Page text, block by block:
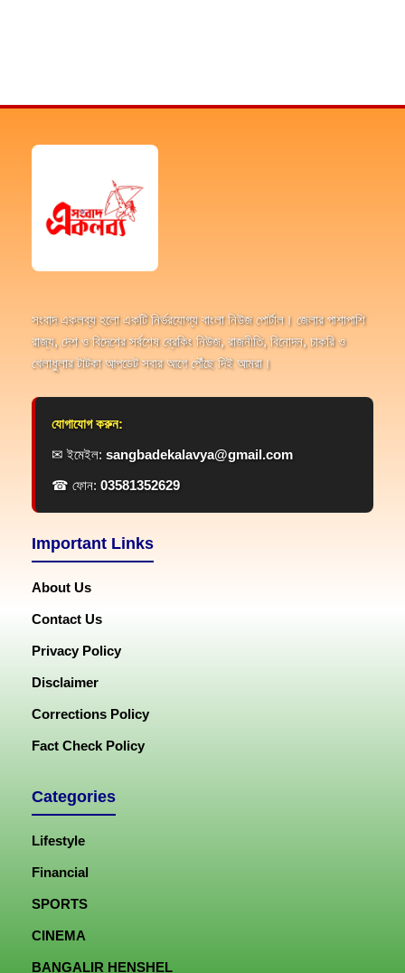
সংবাদ একলব্য হলো একটি নির্ভরযোগ্য বাংলা নিউজ পোর্টাল। জেলার পাশাপাশি
রাজ্য, দেশ ও বিদেশের সর্বশেষ ব্রেকিং নিউজ, রাজনীতি, বিনোদন, চাকরি ও
খেলাধুলার টাটকা আপডেট সবার আগে পৌঁছে দিই আমরা।
যোগাযোগ করুন:
✉ ইমেইল: sangbadekalavya@gmail.com
☎ ফোন: 03581352629
Important Links
About Us
Contact Us
Privacy Policy
Disclaimer
Corrections Policy
Fact Check Policy
Categories
Lifestyle
Financial
SPORTS
CINEMA
BANGALIR HENSHEL